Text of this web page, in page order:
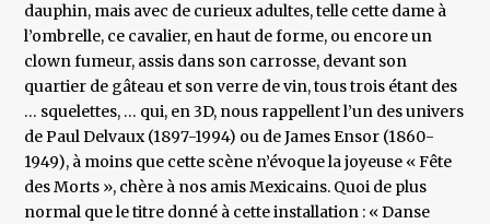
dauphin, mais avec de curieux adultes, telle cette dame à
l’ombrelle, ce cavalier, en haut de forme, ou encore un
clown fumeur, assis dans son carrosse, devant son
quartier de gâteau et son verre de vin, tous trois étant des
… squelettes, … qui, en 3D, nous rappellent l’un des univers
de Paul Delvaux (1897-1994) ou de James Ensor (1860-
1949), à moins que cette scène n’évoque la joyeuse « Fête
des Morts », chère à nos amis Mexicains. Quoi de plus
normal que le titre donné à cette installation : « Danse